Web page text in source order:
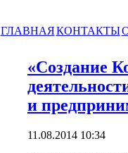
ГЛАВНАЯКОНТАКТЫ
«Создание
и
11.08.2014 10:34